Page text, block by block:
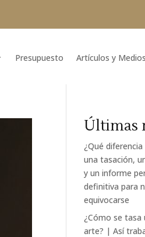
Presupuesto Artículos y Medios
Últimas
¿Qué
una tasación,
y un informe
definitiva para
equivocarse
¿Cómo se tasa
arte? | Así